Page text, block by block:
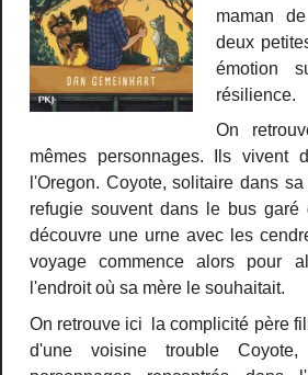
maman
deux
émotion
résilience.
On
mêmes personnages. Ils vivent
l'Oregon. Coyote, solitaire dans
refugie souvent dans le bus
découvre une urne avec les
voyage commence alors pour
l'endroit où sa mère le souhaitait.
On retrouve ici la complicité père
d'une voisine trouble